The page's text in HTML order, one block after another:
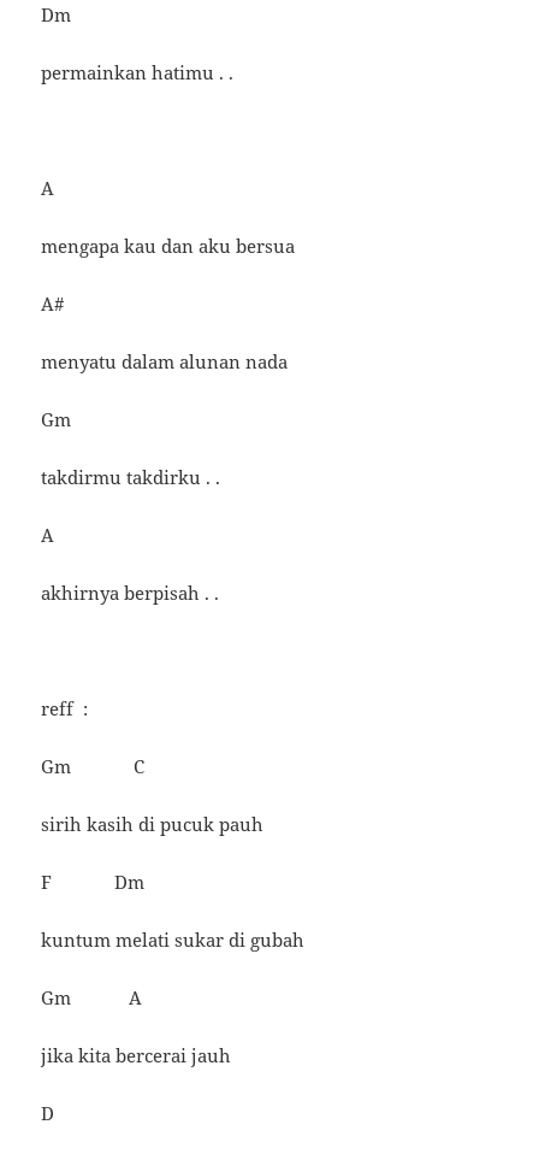
Dm
permainkan hatimu . .
A
mengapa kau dan aku bersua
A#
menyatu dalam alunan nada
Gm
takdirmu takdirku . .
A
akhirnya berpisah . .
reff :
Gm C
sirih kasih di pucuk pauh
F Dm
kuntum melati sukar di gubah
Gm A
jika kita bercerai jauh
D